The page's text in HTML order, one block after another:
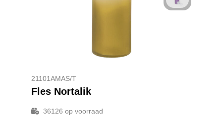
21101AMAS/T
Fles Nortalik
36126 op voorraad